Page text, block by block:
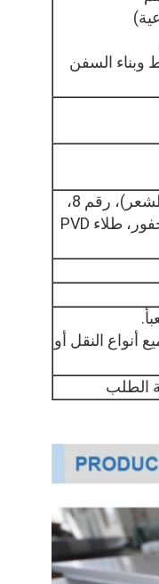
وبناء السفن
2B، BA (مُلدن ساطع)، رقم 4 (نحي)، HL (خط الشعر)، رقم 8،
رقم 1، رقم 3، منقوش، ساتان، انفجار خرزي، محفور، طلاء PVD
أنواع النقل أو